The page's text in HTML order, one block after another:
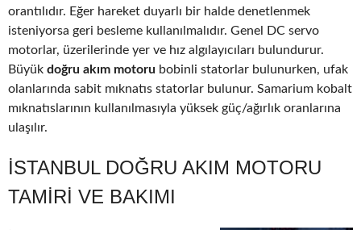
orantılıdır. Eğer hareket duyarlı bir halde denetlenmek
isteniyorsa geri besleme kullanılmalıdır. Genel DC servo
motorlar, üzerilerinde yer ve hız algılayıcıları bulundurur.
Büyük doğru akım motoru bobinli statorlar bulunurken, ufak
olanlarında sabit mıknatıs statorlar bulunur. Samarium kobalt
mıknatıslarının kullanılmasıyla yüksek güç/ağırlık oranlarına
ulaşılır.
İSTANBUL DOĞRU AKIM MOTORU
TAMIRI VE BAKIMI